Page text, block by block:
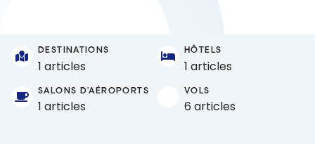
DESTINATIONS
1 articles
HÔTELS
1 articles
SALONS D'AÉROPORTS
1 articles
VOLS
6 articles